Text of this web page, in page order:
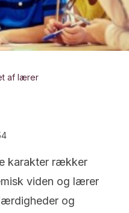
af lærer
karakter rækker
viden og lærer
og